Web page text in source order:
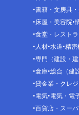
書籍・文房具
床屋・美容院
食堂・レスト
人材 水道 精密
専門（建設・建
倉庫 総合（建
貸金業・クレ
電気 電気・電
百貨店・スー